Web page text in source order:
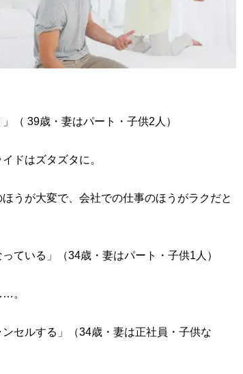
（ 39歳・妻はパート・子供2人）
ドはズタズタに。
うが大変で、会社での仕事のほうがラクだと
ている」（34歳・妻はパート・子供1人）
。
セルする」（34歳・妻は正社員・子供な